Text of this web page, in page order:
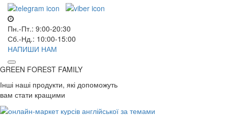
Пн.-Пт.: 9:00-20:30
Сб.-Нд.: 10:00-15:00
НАПИШИ НАМ
GREEN FOREST FAMILY
Інші наші продукти, які допоможуть
вам стати кращими